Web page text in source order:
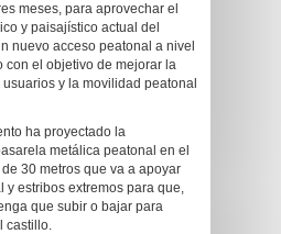
meses, para aprovechar el
y paisajístico actual del
nuevo acceso peatonal a nivel
con el objetivo de mejorar la
y la movilidad peatonal
ha proyectado la
metálica peatonal en el
30 metros que va a apoyar
y estribos extremos para que,
que subir o bajar para
castillo.